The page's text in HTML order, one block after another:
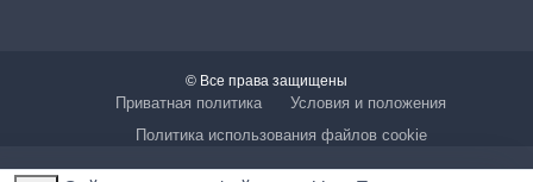
© Все права защищены
Приватная политика
Условия и положения
Политика использования файлов cookie